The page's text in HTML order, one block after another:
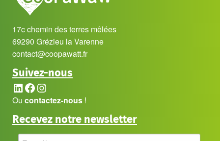
17c chemin des terres mêlées
69290 Grézieu la Varenne
contact@coopawatt.fr
Suivez-nous
LinkedIn
Facebook
Instagram
Ou contactez-nous !
Recevez notre newsletter